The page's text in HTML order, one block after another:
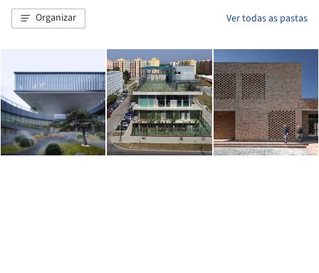
Organizar Ver todas as pastas